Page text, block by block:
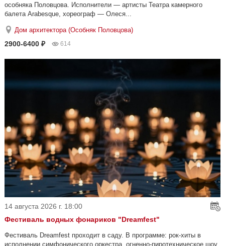
особняка Половцова. Исполнители — артисты Театра камерного
балета Arabesque, хореограф — Олеся...
Дом архитектора (Особняк Половцова)
2900-6400 ₽ 614
14 августа 2026 г. 18:00
Фестиваль водных фонариков "Dreamfest"
Фестиваль Dreamfest проходит в саду. В программе: рок-хиты в
исполнении симфонического оркестра, огненно-пиротехническое шоу,